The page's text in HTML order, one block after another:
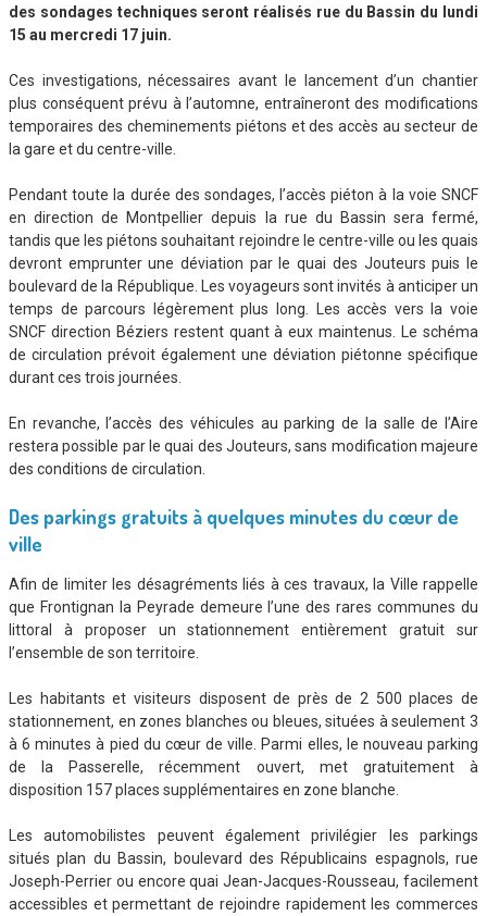
des sondages techniques seront réalisés rue du Bassin du lundi
15 au mercredi 17 juin.
Ces investigations, nécessaires avant le lancement d’un chantier
plus conséquent prévu à l’automne, entraîneront des modifications
temporaires des cheminements piétons et des accès au secteur de
la gare et du centre-ville.
Pendant toute la durée des sondages, l’accès piéton à la voie SNCF
en direction de Montpellier depuis la rue du Bassin sera fermé,
tandis que les piétons souhaitant rejoindre le centre-ville ou les quais
devront emprunter une déviation par le quai des Jouteurs puis le
boulevard de la République. Les voyageurs sont invités à anticiper un
temps de parcours légèrement plus long. Les accès vers la voie
SNCF direction Béziers restent quant à eux maintenus. Le schéma
de circulation prévoit également une déviation piétonne spécifique
durant ces trois journées.
En revanche, l’accès des véhicules au parking de la salle de l’Aire
restera possible par le quai des Jouteurs, sans modification majeure
des conditions de circulation.
Des parkings gratuits à quelques minutes du cœur de
ville
Afin de limiter les désagréments liés à ces travaux, la Ville rappelle
que Frontignan la Peyrade demeure l’une des rares communes du
littoral à proposer un stationnement entièrement gratuit sur
l’ensemble de son territoire.
Les habitants et visiteurs disposent de près de 2 500 places de
stationnement, en zones blanches ou bleues, situées à seulement 3
à 6 minutes à pied du cœur de ville. Parmi elles, le nouveau parking
de la Passerelle, récemment ouvert, met gratuitement à
disposition 157 places supplémentaires en zone blanche.
Les automobilistes peuvent également privilégier les parkings
situés plan du Bassin, boulevard des Républicains espagnols, rue
Joseph-Perrier ou encore quai Jean-Jacques-Rousseau, facilement
accessibles et permettant de rejoindre rapidement les commerces